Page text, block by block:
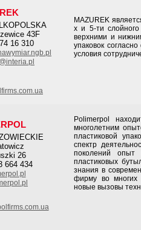
43F
16 310
MAZUREK
х и 5-ти
верхними и
упаковок
условия
26
664 434
Polimerpol
многолетним
пластиковой
спектр
поколений опыт
пластиковых
знания в
фирму во многих
новые вызовы